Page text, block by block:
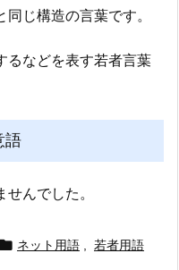
じ構造の言葉です。
るなどを表す若者言葉
語
んでした。
ネット用語 若者用語